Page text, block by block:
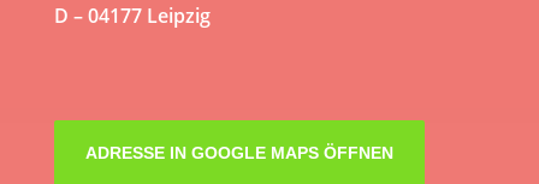
D – 04177 Leipzig
ADRESSE IN GOOGLE MAPS ÖFFNEN